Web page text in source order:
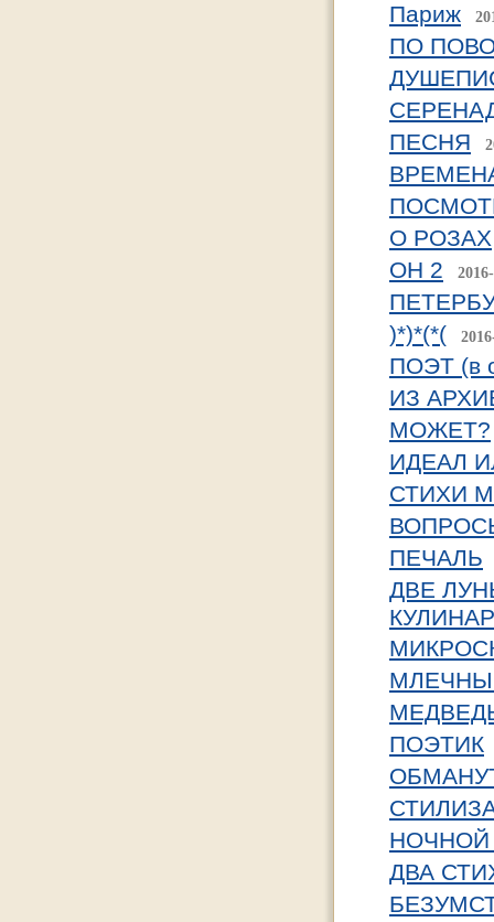
Париж
ПО
ПЕСНЯ
О РОЗАХ
ОН 2
)*)*(*(
ПОЭТ (в
ИЗ
МОЖЕТ?
ИДЕАЛ
СТИХИ
ПЕЧАЛЬ
ДВЕ
ПОЭТИК
НОЧНОЙ
ДВА